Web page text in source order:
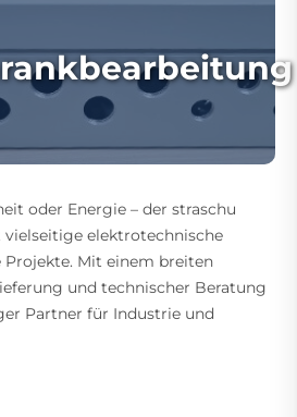
oder Energie – der straschu
elektrotechnische
Mit einem breiten
und technischer Beratung
Partner für Industrie und